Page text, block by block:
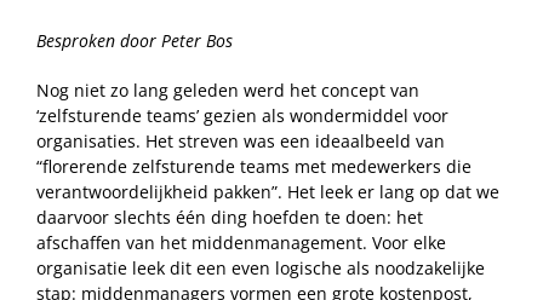
Besproken door Peter Bos
Nog niet zo lang geleden werd het concept van
‘zelfsturende teams’ gezien als wondermiddel voor
organisaties. Het streven was een ideaalbeeld van
“florerende zelfsturende teams met medewerkers die
verantwoordelijkheid pakken”. Het leek er lang op dat we
daarvoor slechts één ding hoefden te doen: het
afschaffen van het middenmanagement. Voor elke
organisatie leek dit een even logische als noodzakelijke
stap: middenmanagers vormen een grote kostenpost,